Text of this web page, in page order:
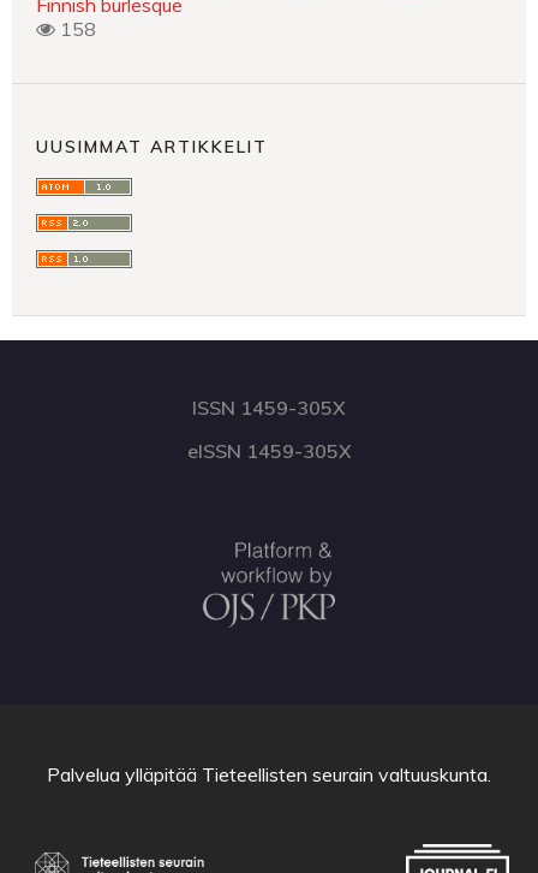
Finnish burlesque
158
UUSIMMAT ARTIKKELIT
ISSN 1459-305X
eISSN 1459-305X
Palvelua ylläpitää Tieteellisten seurain valtuuskunta.